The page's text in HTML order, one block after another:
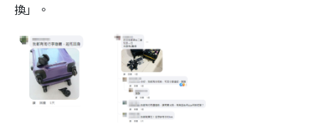
換」。